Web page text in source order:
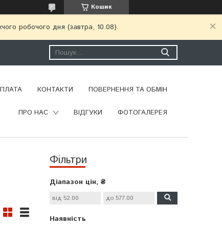
Кошик
робочого дня (завтра, 10.08).
КОНТАКТИ ПОВЕРНЕННЯ ТА ОБМІН
ПРО НАС ВІДГУКИ ФОТОГАЛЕРЕЯ
Фільтри
Діапазон цін, ₴
Наявність